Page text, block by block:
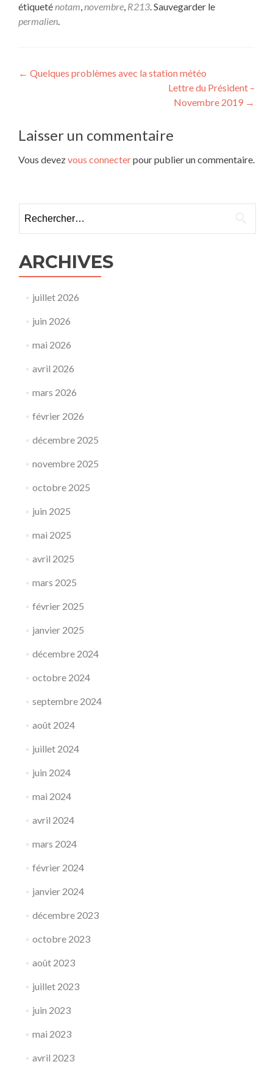
étiqueténotam,novembre, R213. Sauvegarder le
permalien.
Navigation
← Quelques problèmes avec la station météo
Lettre du Président –
Novembre 2019 →
Laisser un commentaire
Vous devezvous connecterpour publier un commentaire.
ARCHIVES
juillet 2026
juin 2026
mai 2026
avril 2026
mars 2026
février 2026
décembre 2025
novembre 2025
octobre 2025
juin 2025
mai 2025
avril 2025
mars 2025
février 2025
janvier 2025
décembre 2024
octobre 2024
septembre 2024
août 2024
juillet 2024
juin 2024
mai 2024
avril 2024
mars 2024
février 2024
janvier 2024
décembre 2023
octobre 2023
août 2023
juillet 2023
juin 2023
mai 2023
avril 2023